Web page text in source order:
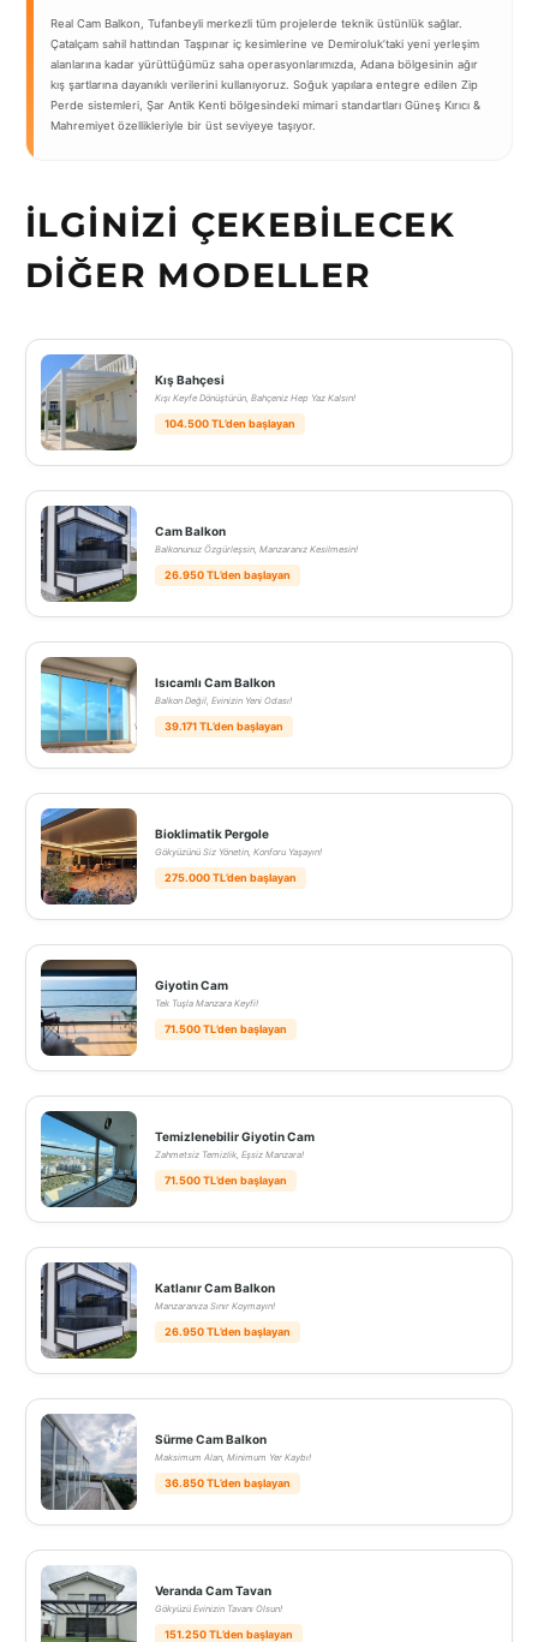
Real Cam Balkon, Tufanbeyli merkezli tüm projelerde teknik üstünlük sağlar.
Çatalçam sahil hattından Taşpınar iç kesimlerine ve Demiroluk’taki yeni yerleşim
alanlarına kadar yürüttüğümüz saha operasyonlarımızda, Adana bölgesinin ağır
kış şartlarına dayanıklı verilerini kullanıyoruz. Soğuk yapılara entegre edilen Zip
Perde sistemleri, Şar Antik Kenti bölgesindeki mimari standartları Güneş Kırıcı &
Mahremiyet özellikleriyle bir üst seviyeye taşıyor.
İLGINIZI ÇEKEBILECEK
DIĞER MODELLER
Kış Bahçesi
Kışı Keyfe Dönüştürün, Bahçeniz Hep Yaz Kalsın!
104.500 TL’den başlayan
Cam Balkon
Balkonunuz Özgürleşsin, Manzaranız Kesilmesin!
26.950 TL’den başlayan
Isıcamlı Cam Balkon
Balkon Değil, Evinizin Yeni Odası!
39.171 TL’den başlayan
Bioklimatik Pergole
Gökyüzünü Siz Yönetin, Konforu Yaşayın!
275.000 TL’den başlayan
Giyotin Cam
Tek Tuşla Manzara Keyfi!
71.500 TL’den başlayan
Temizlenebilir Giyotin Cam
Zahmetsiz Temizlik, Eşsiz Manzara!
71.500 TL’den başlayan
Katlanır Cam Balkon
Manzaranıza Sınır Koymayın!
26.950 TL’den başlayan
Sürme Cam Balkon
Maksimum Alan, Minimum Yer Kaybı!
36.850 TL’den başlayan
Veranda Cam Tavan
Gökyüzü Evinizin Tavanı Olsun!
151.250 TL’den başlayan